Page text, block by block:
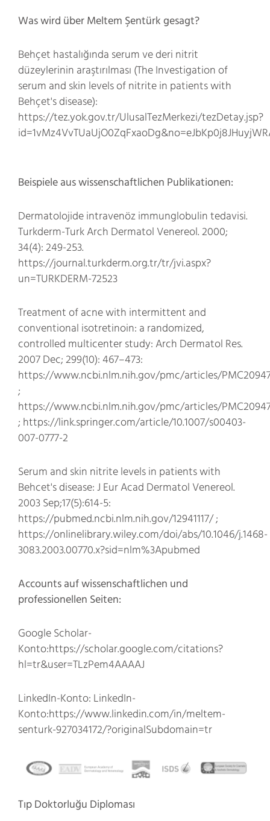
Was wird über Meltem Şentürk gesagt?
Behçet hastalığında serum ve deri nitrit
düzeylerinin araştırılması (The Investigation of
serum and skin levels of nitrite in patients with
Behçet's disease):
https://tez.yok.gov.tr/UlusalTezMerkezi/tezDetay.jsp?
Beispiele aus wissenschaftlichen Publikationen:
Dermatolojide intravenöz immunglobulin tedavisi.
Turkderm-Turk Arch Dermatol Venereol. 2000;
34(4): 249-253.
https://journal.turkderm.org.tr/tr/jvi.aspx?
un=TURKDERM-72523
Treatment of acne with intermittent and
conventional isotretinoin: a randomized,
controlled multicenter study: Arch Dermatol Res.
2007 Dec; 299(10): 467–473:
https://www.ncbi.nlm.nih.gov/pmc/articles/
;
https://www.ncbi.nlm.nih.gov/pmc/articles/
; https://link.springer.com/article/10.1007/s00403-
007-0777-2
Serum and skin nitrite levels in patients with
Behcet's disease: J Eur Acad Dermatol Venereol.
2003 Sep;17(5):614-5:
https://pubmed.ncbi.nlm.nih.gov/12941117/;
https://onlinelibrary.wiley.com/doi/abs/10.1046/j.1468-
3083.2003.00770.x?sid=nlm%3Apubmed
Accounts auf wissenschaftlichen und
professionellen Seiten:
Google Scholar-
Konto:https://scholar.google.com/citations?
hl=tr&user=TLzPem4AAAAJ
LinkedIn-Konto: LinkedIn-
Konto:https://www.linkedin.com/in/meltem-
senturk-927034172/?originalSubdomain=tr
Tıp Doktorluğu Diploması